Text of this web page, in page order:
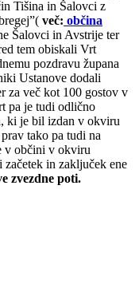
Tišina in Šalovci z
več: občina
Šalovci in Avstrije ter
tem obiskali Vrt
pozdravu župana
Ustanove dodali
za več kot 100 gostov v
pa je tudi odlično
ki je bil izdan v okviru
tako pa tudi na
v občini v okviru
in zaključek ene
zvezdne poti.